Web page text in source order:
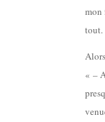
mon
tout.
« –